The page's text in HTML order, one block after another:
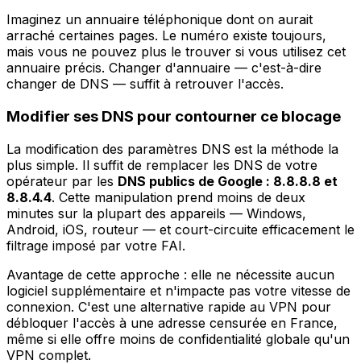
Imaginez un annuaire téléphonique dont on aurait
arraché certaines pages. Le numéro existe toujours,
mais vous ne pouvez plus le trouver si vous utilisez cet
annuaire précis. Changer d'annuaire — c'est-à-dire
changer de DNS — suffit à retrouver l'accès.
Modifier ses DNS pour contourner ce blocage
La modification des paramètres DNS est la méthode la
plus simple. Il suffit de remplacer les DNS de votre
opérateur par les DNS publics de Google : 8.8.8.8 et
8.8.4.4. Cette manipulation prend moins de deux
minutes sur la plupart des appareils — Windows,
Android, iOS, routeur — et court-circuite efficacement le
filtrage imposé par votre FAI.
Avantage de cette approche : elle ne nécessite aucun
logiciel supplémentaire et n'impacte pas votre vitesse de
connexion. C'est une alternative rapide au VPN pour
débloquer l'accès à une adresse censurée en France,
même si elle offre moins de confidentialité globale qu'un
VPN complet.